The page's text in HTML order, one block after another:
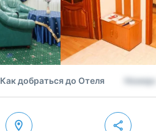
Как добраться до Отеля